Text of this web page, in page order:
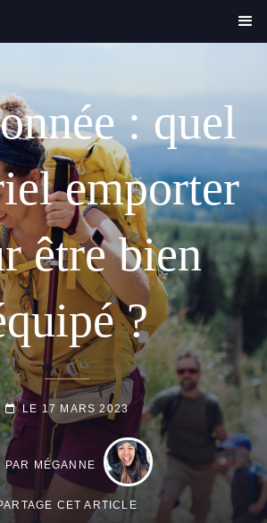
: quel
emporter
être bien
?
POSTED-
ON
LE 17 MARS 2023
PAR MÉGANNE
CET ARTICLE